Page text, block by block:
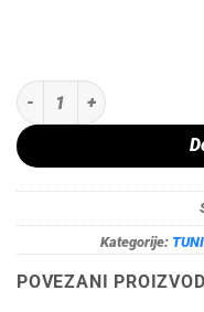
FMIC SILIKONSKA
Kategorije:
POVEZANI